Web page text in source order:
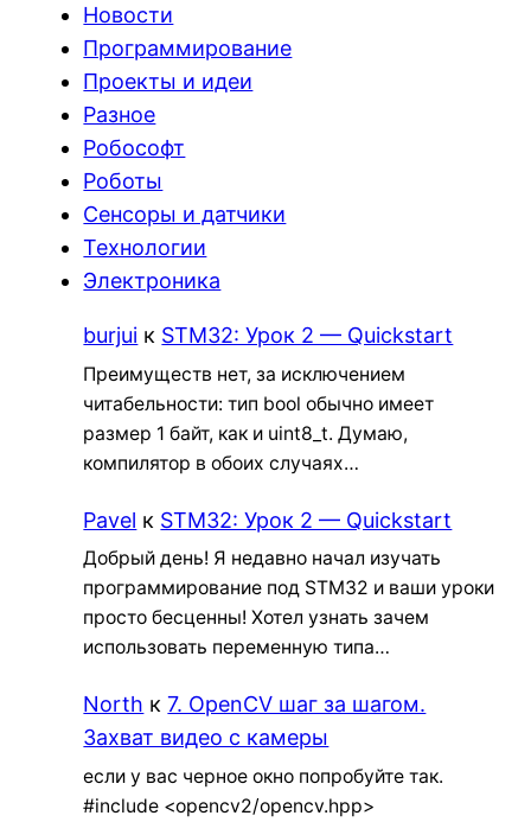
Новости
Программирование
Проекты и идеи
Разное
Робософт
Роботы
Сенсоры и датчики
Технологии
Электроника
burjui к STM32: Урок 2 — Quickstart
Преимуществ нет, за исключением
читабельности: тип bool обычно имеет
размер 1 байт, как и uint8_t. Думаю,
компилятор в обоих случаях…
Pavel к STM32: Урок 2 — Quickstart
Добрый день! Я недавно начал изучать
программирование под STM32 и ваши уроки
просто бесценны! Хотел узнать зачем
использовать переменную типа…
North к7. OpenCV шаг за шагом.
Захват видео с камеры
если у вас черное окно попробуйте так.
#include <opencv2/opencv.hpp>